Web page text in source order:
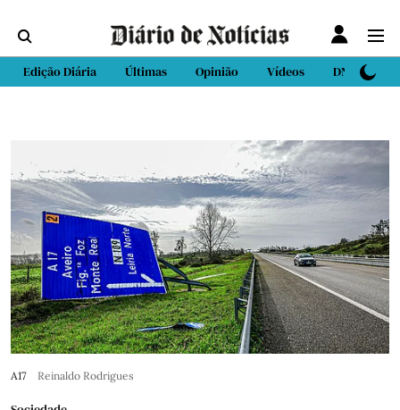
Edição Diária Últimas Opinião Vídeos DN Sport
A17 Reinaldo Rodrigues